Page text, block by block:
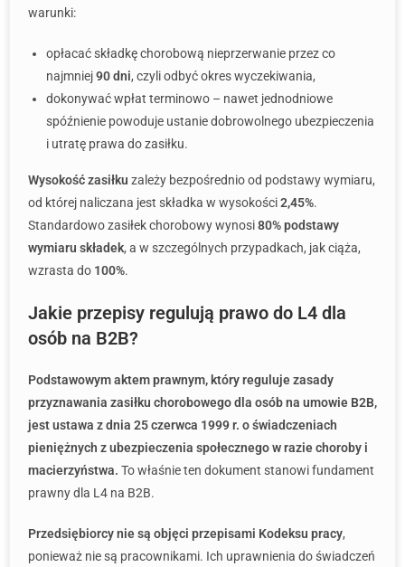
warunki:
opłacać składkę chorobową nieprzerwanie przez co
najmniej90 dni, czyli odbyć okres wyczekiwania,
dokonywać wpłat terminowo – nawet jednodniowe
spóźnienie powoduje ustanie dobrowolnego ubezpieczenia
i utratę prawa do zasiłku.
Wysokość zasiłku zależy bezpośrednio od podstawy wymiaru,
od której naliczana jest składka w wysokości2,45%.
Standardowo zasiłek chorobowy wynosi80% podstawy
wymiaru składek, a w szczególnych przypadkach, jak ciąża,
wzrasta do 100%.
Jakie przepisy regulują prawo do L4 dla
osób na B2B?
Podstawowym aktem prawnym, który reguluje zasady
przyznawania zasiłku chorobowego dla osób na umowie B2B,
jest ustawa z dnia 25 czerwca 1999 r. o świadczeniach
pieniężnych z ubezpieczenia społecznego w razie choroby i
macierzyństwa. To właśnie ten dokument stanowi fundament
prawny dla L4 na B2B.
Przedsiębiorcy nie są objęci przepisami Kodeksu pracy,
ponieważ nie są pracownikami. Ich uprawnienia do świadczeń